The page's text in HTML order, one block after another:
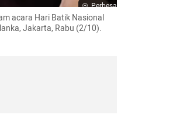
Perbesar
acara Hari Batik Nasional
Jakarta, Rabu (2/10).